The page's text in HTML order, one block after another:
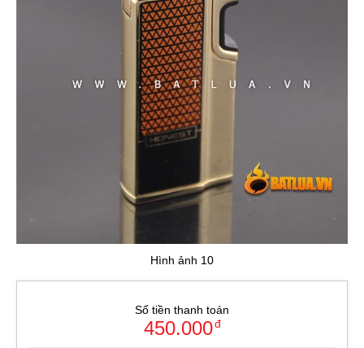
Hình ảnh 10
Số tiền thanh toán
450.000đ